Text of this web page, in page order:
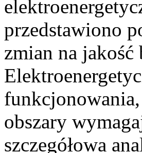
przedstawiono
zmian na
obszary
szczegółowa